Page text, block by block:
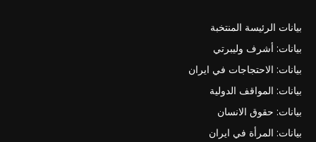
بيانات الرئيسة المنتخبة
بيانات: أشرف وليبرتي
بيانات: الاحتجاجات في ايران
بيانات: المواقف الدولية
بيانات: حقوق الانسان
بيانات: المرأة في ايران